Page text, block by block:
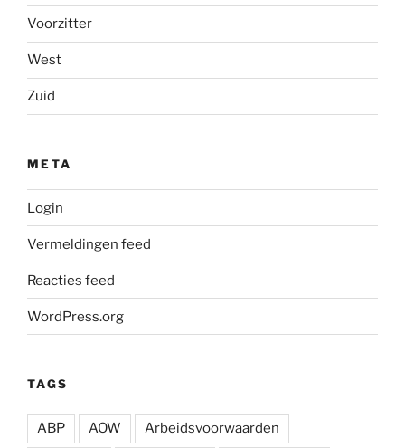
Voorzitter
West
Zuid
META
Login
Vermeldingen feed
Reacties feed
WordPress.org
TAGS
ABP AOW Arbeidsvoorwaarden